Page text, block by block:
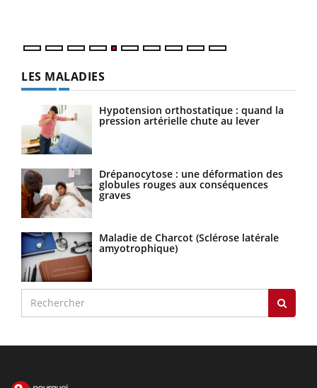
LES MALADIES
Hypotension orthostatique : quand la
pression artérielle chute au lever
Drépanocytose : une déformation des
globules rouges aux conséquences
graves
Maladie de Charcot (Sclérose latérale
amyotrophique)